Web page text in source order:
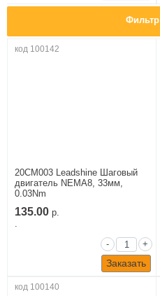
Фильтр
код 100142
20CM003 Leadshine Шаговый
двигатель NEMA8, 33мм,
0.03Nm
135.00 р.
-
+
Заказать
код 100140